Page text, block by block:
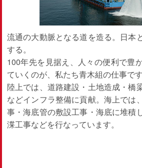
流通の大動脈となる道を造る。日本
する。
100年先を見据え、人々の便利で豊
ていくのが、私たち青木組の仕事です
陸上では、道路建設・土地造成・橋
などインフラ整備に貢献。海上では
事・海底管の敷設工事・海底に堆積
渫工事などを行なっています。